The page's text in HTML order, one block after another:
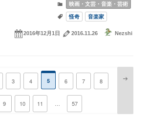
映画・文芸・音楽・芸術
怪奇 音楽家
2016年12月1日 2016.11.26 Nezshi
固
定
ー
3
固
定
ー
4 5
固
定
ー
6
固
定
7
固
定
8
固
定
9
固
定
10
固
定
11
固
定
57
次
ー